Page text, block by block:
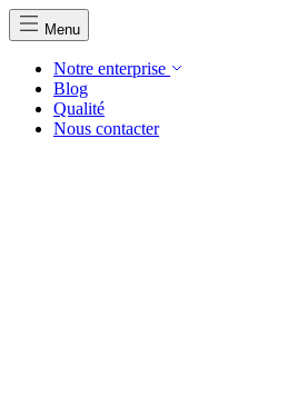
Menu
Notre enterprise
Blog
Qualité
Nous contacter